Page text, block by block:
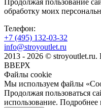
Продолжая пользование
обработку моих
Телефон:
+7 (495) 132-03-32
info@stroyoutlet.ru
2013 - 2026 ©
ВВЕРХ
Файлы cookie
Мы используем файлы
Продолжая пользоваться
использование. Подробнее